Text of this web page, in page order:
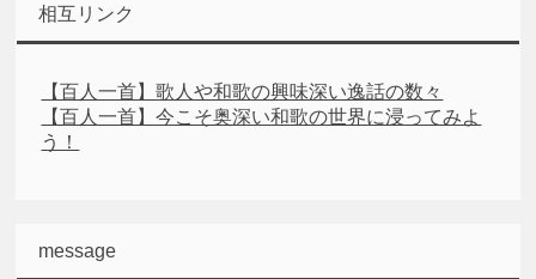
相互リンク
【百人一首】歌人や和歌の興味深い逸話の数々
【百人一首】今こそ奥深い和歌の世界に浸ってみよ
う！
message